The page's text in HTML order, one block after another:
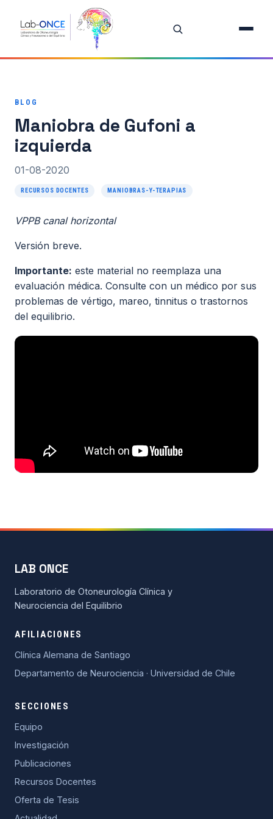
Investigación
Proyectos
Publicaciones destacadas
Todas las publicaciones
Oferta de Tesis
Todos los recursos
Esenciales de Vértigo
Actualidad
BLOG
Maniobra de Gufoni a
izquierda
01-08-2020
RECURSOS DOCENTES MANIOBRAS-Y-TERAPIAS
VPPB canal horizontal
Versión breve.
Importante: este material no reemplaza una
evaluación médica. Consulte con un médico por sus
problemas de vértigo, mareo, tinnitus o trastornos
del equilibrio.
LAB ONCE
Laboratorio de Otoneurología Clínica y
Neurociencia del Equilibrio
AFILIACIONES
Clínica Alemana de Santiago
Departamento de Neurociencia · Universidad de Chile
SECCIONES
Equipo
Investigación
Publicaciones
Recursos Docentes
Oferta de Tesis